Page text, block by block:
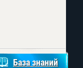
База знаний